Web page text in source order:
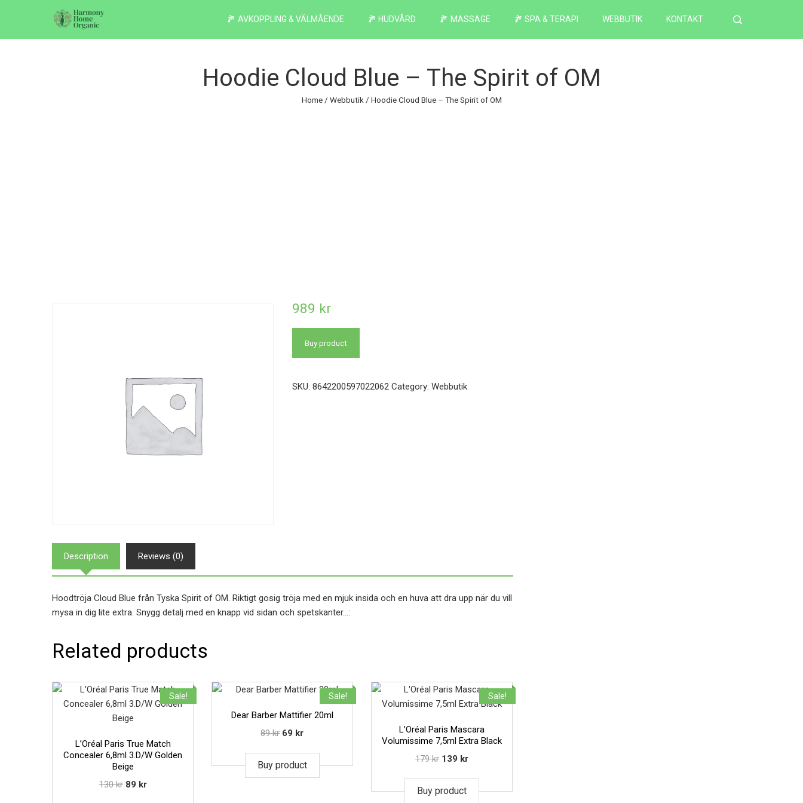
AVKOPPLING & VÄLMÅENDE HUDVÅRD MASSAGE SPA & TERAPI WEBBUTIK KONTAKT
Hoodie Cloud Blue – The Spirit of OM
Home/ Webbutik / Hoodie Cloud Blue – The Spirit of OM
989 kr
Buy product
SKU: 8642200597022062 Category: Webbutik
Description Reviews (0)
Hoodtröja Cloud Blue från Tyska Spirit of OM. Riktigt gosig tröja med en mjuk insida och en huva att dra upp när du vill
mysa in dig lite extra. Snygg detalj med en knapp vid sidan och spetskanter…:
Related products
Sale!
L’Oréal Paris True Match
Concealer 6,8ml 3.D/W Golden
Beige
130kr 89 kr
Sale!
Dear Barber Mattifier 20ml
89kr 69 kr
Buy product
Sale!
L’Oréal Paris Mascara
Volumissime 7,5ml Extra Black
179kr 139 kr
Buy product